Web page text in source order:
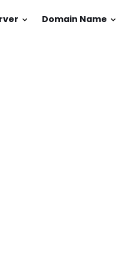
Domain Name